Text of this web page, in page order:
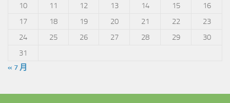
10
11 12 13 14 15
16
17
18 19 20 21 22
23
24
25 26 27 28 29
30
31
« 7 月